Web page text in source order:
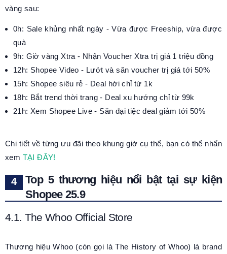
vàng sau:
0h: Sale khủng nhất ngày - Vừa được Freeship, vừa được
quà
9h: Giờ vàng Xtra - Nhận Voucher Xtra trị giá 1 triệu đồng
12h: Shopee Video - Lướt và săn voucher trị giá tới 50%
15h: Shopee siêu rẻ - Deal hời chỉ từ 1k
18h: Bắt trend thời trang - Deal xu hướng chỉ từ 99k
21h: Xem Shopee Live - Săn đại tiệc deal giảm tới 50%
Chi tiết về từng ưu đãi theo khung giờ cụ thể, bạn có thể nhấn
xem TẠI ĐÂY!
Top 5 thương hiệu nổi bật tại sự kiện
Shopee 25.9
4.1. The Whoo Official Store
Thương hiệu Whoo (còn gọi là The History of Whoo) là brand